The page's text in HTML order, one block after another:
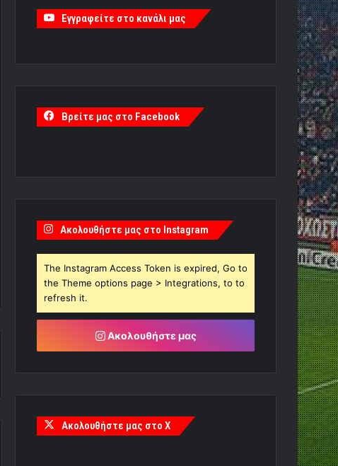
Εγγραφείτε στο κανάλι μας
Βρείτε μας στο Facebook
Ακολουθήστε μας στο Instagram
The Instagram Access Token is expired, Go to
the Theme options page > Integrations, to to
refresh it.
Ακολουθήστε μας
Ακολουθήστε μας στο X